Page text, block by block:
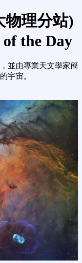
物理分站)
the Day
並由專業天文學家簡
宇宙。